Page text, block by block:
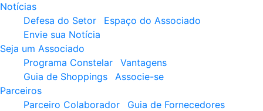
Notícias
Defesa do Setor
Espaço do Associado
Envie sua Notícia
Seja um Associado
Programa Constelar
Vantagens
Guia de Shoppings
Associe-se
Parceiros
Parceiro Colaborador
Guia de Fornecedores